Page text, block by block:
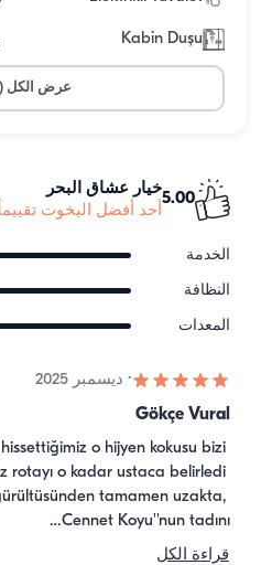
Kabin Duşu
عرض الكل
5.00
خيار عشاق البحر
أحد أفضل اليخوت
الخدمة
النظافة
المعدات
· ديسمبر 2025
Gökçe Vural
o hijyen kokusu bizi
rotayı o kadar ustaca belirledi
tamamen uzakta,
Cennet Koyu''nun tadını…
قراءة الكل